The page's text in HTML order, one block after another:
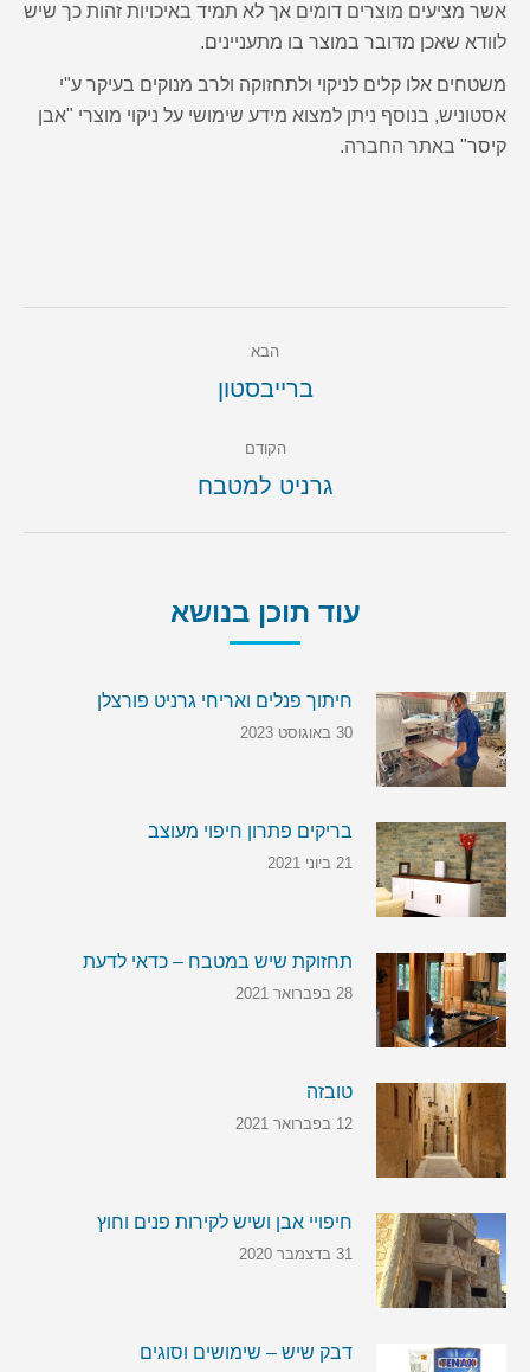
אשר מציעים מוצרים דומים אך לא תמיד באיכויות זהות כך שיש
לוודא שאכן מדובר במוצר בו מתעניינים.
משטחים אלו קלים לניקוי ולתחזוקה ולרב מנוקים בעיקר ע"י
אסטוניש, בנוסף ניתן למצוא מידע שימושי על ניקוי מוצרי "אבן
קיסר" באתר החברה.
הקודם
הקודם
גרניט למטבח
הבא
הבא
ברייבסטון
עוד תוכן בנושא
חיתוך פנלים ואריחי גרניט פורצלן
30 באוגוסט 2023
בריקים פתרון חיפוי מעוצב
21 ביוני 2021
תחזוקת שיש במטבח – כדאי לדעת
28 בפברואר 2021
טובזה
12 בפברואר 2021
חיפויי אבן ושיש לקירות פנים וחוץ
31 בדצמבר 2020
דבק שיש – שימושים וסוגים